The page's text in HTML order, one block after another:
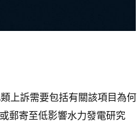
上訴需要包括有關該項目為何
郵寄至低影響水力發電研究